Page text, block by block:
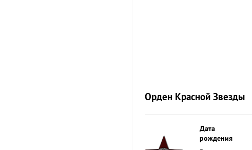
Орден Красной Звезды
Дата
рождения